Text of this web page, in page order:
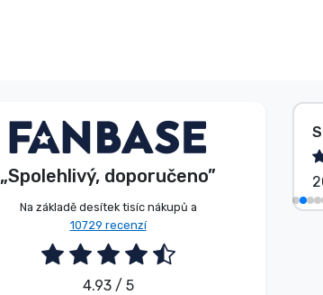
„Spolehlivý, doporučeno”
Na základě desítek tisíc nákupů a
10729 recenzí
4.93 / 5
V. Éva Kupující
2026. 08. 06.